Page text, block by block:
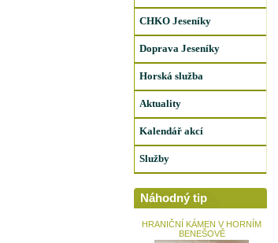
CHKO Jeseníky
Doprava Jeseníky
Horská služba
Aktuality
Kalendář akcí
Služby
Náhodný tip
HRANIČNÍ KÁMEN V HORNÍM
BENEŠOVĚ